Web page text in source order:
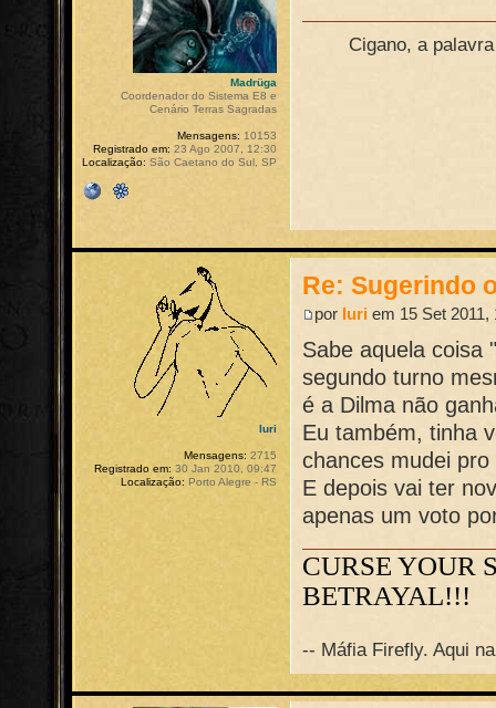
Cigano, a
Madrüga
Coordenador do Sistema E8 e
Cenário Terras Sagradas
Mensagens: 10153
Registrado em: 23 Ago 2007, 12:30
Localização: São Caetano do Sul, SP
Re: Sugerindo
por Iuri em 15 Set 2011,
Sabe aquela coisa
segundo turno
é a Dilma não
Eu também, tinha
chances mudei
E depois vai ter
apenas um voto
CURSE YOUR
BETRAYAL!!!
-- Máfia Firefly. Aqui
Iuri
Mensagens: 2715
Registrado em: 30 Jan 2010, 09:47
Localização: Porto Alegre - RS